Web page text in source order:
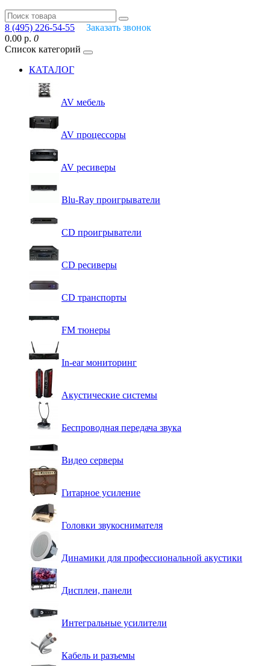
8 (495) 226-54-55
Заказать звонок
0.00 р. 0
Список категорий
КАТАЛОГ
AV мебель
AV процессоры
AV ресиверы
Blu-Ray проигрыватели
CD проигрыватели
CD ресиверы
CD транспорты
FM тюнеры
In-ear мониторинг
Акустические системы
Беспроводная передача звука
Видео серверы
Гитарное усиление
Головки звукоснимателя
Динамики для профессиональной акустики
Дисплеи, панели
Интегральные усилители
Кабель и разъемы